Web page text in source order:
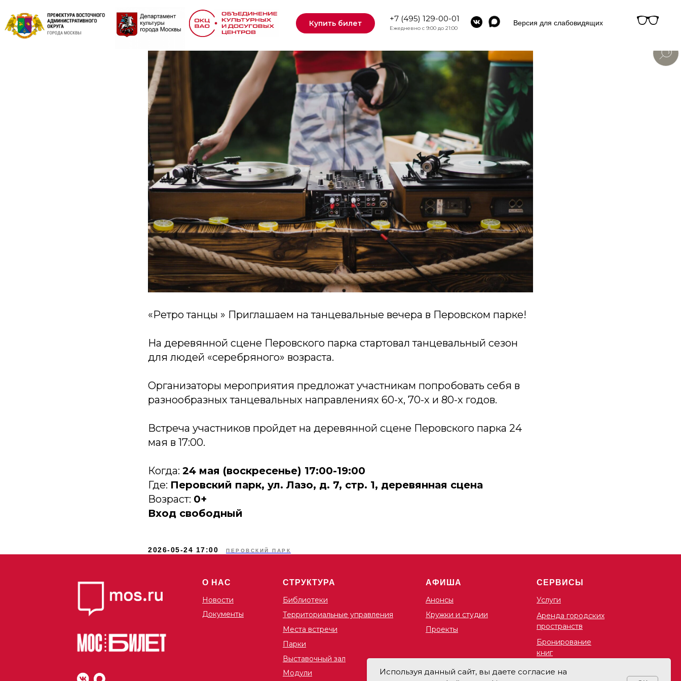
Версия для слабовидящих
Купить билет +7 (495) 129-00-01
Ежедневно с 9:00 до 21:00
Используя данный сайт, вы даете согласие на
Ретро-дискотека
«Ретро танцы » Приглашаем на танцевальные вечера в Перовском парке!
На деревянной сцене Перовского парка стартовал танцевальный сезон
для людей «серебряного» возраста.
Организаторы мероприятия предложат участникам попробовать себя в
разнообразных танцевальных направлениях 60-х, 70-х и 80-х годов.
Встреча участников пройдет на деревянной сцене Перовского парка 24
мая в 17:00.
Когда: 24 мая (воскресенье) 17:00-19:00
Где: Перовский парк, ул. Лазо, д. 7, стр. 1, деревянная сцена
Возраст: 0+
Вход свободный
2026-05-24 17:00 ПЕРОВСКИЙ ПАРК
О НАС
Новости
Документы
АФИША
Анонсы
Кружки и студии
Проекты
СТРУКТУРА
Библиотеки
Территориальные управления
Места встречи
Парки
Выставочный зал
Модули
СЕРВИСЫ
Услуги
Аренда городских
пространств
Бронирование
книг